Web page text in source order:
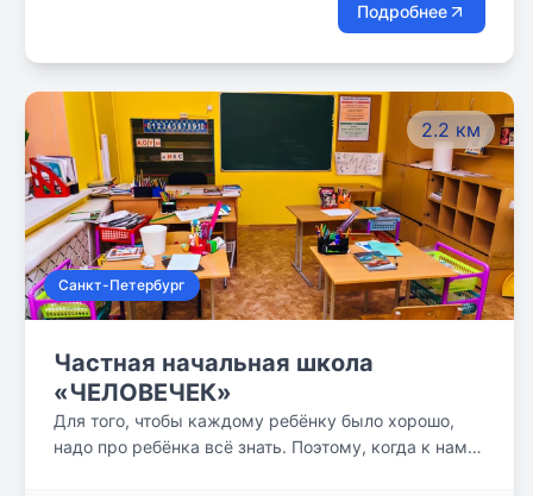
Подробнее
2.2 км
Санкт-Петербург
Частная начальная школа
«ЧЕЛОВЕЧЕК»
Для того, чтобы каждому ребёнку было хорошо,
надо про ребёнка всё знать. Поэтому, когда к нам